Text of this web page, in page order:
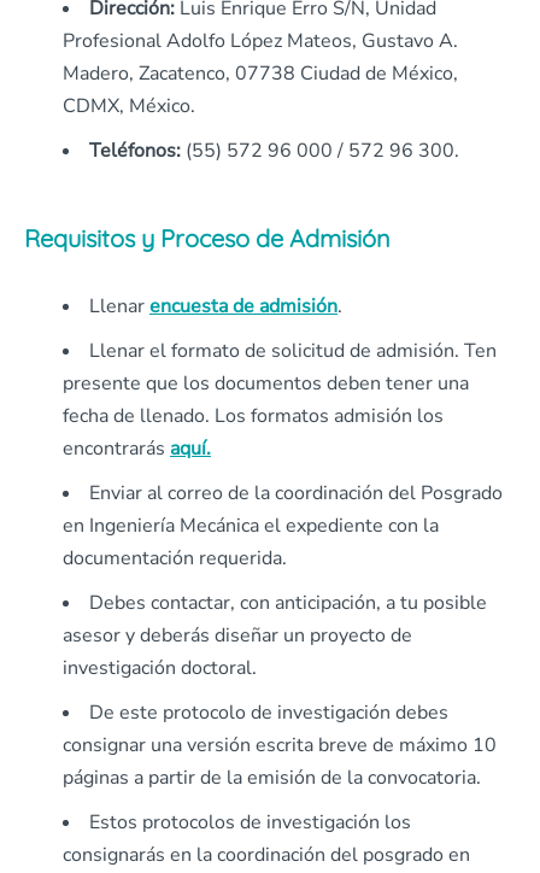
Dirección: Luis Enrique Erro S/N, Unidad
Profesional Adolfo López Mateos, Gustavo A.
Madero, Zacatenco, 07738 Ciudad de México,
CDMX, México.
Teléfonos: (55) 572 96 000 / 572 96 300.
Requisitos y Proceso de Admisión
Llenarencuesta de admisión.
Llenar el formato de solicitud de admisión. Ten
presente que los documentos deben tener una
fecha de llenado. Los formatos admisión los
encontrarás aquí.
Enviar al correo de la coordinación del Posgrado
en Ingeniería Mecánica el expediente con la
documentación requerida.
Debes contactar, con anticipación, a tu posible
asesor y deberás diseñar un proyecto de
investigación doctoral.
De este protocolo de investigación debes
consignar una versión escrita breve de máximo 10
páginas a partir de la emisión de la convocatoria.
Estos protocolos de investigación los
consignarás en la coordinación del posgrado en